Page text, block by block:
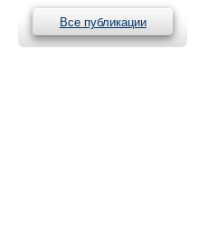
Все публикации